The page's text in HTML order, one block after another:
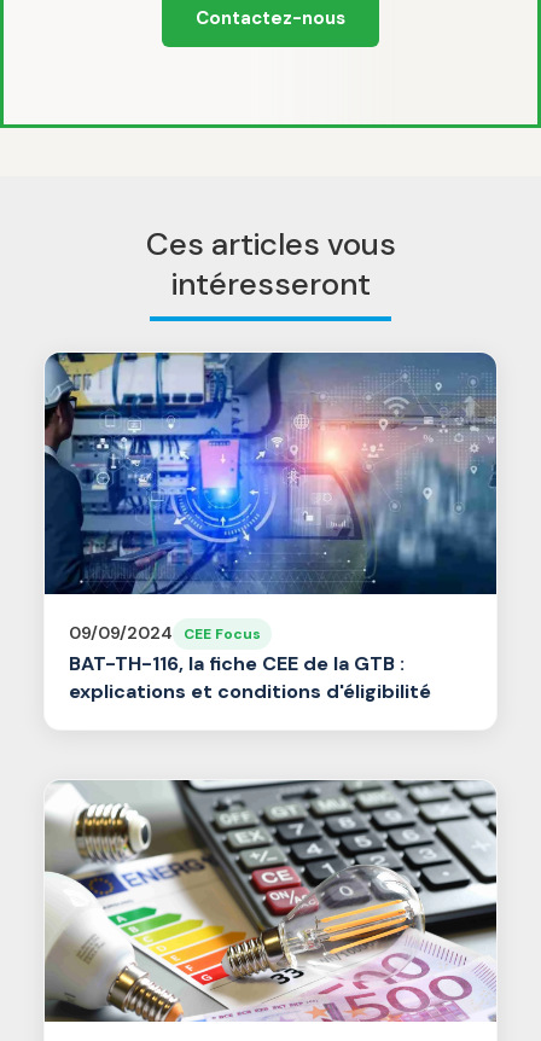
Contactez-nous
Ces articles vous
intéresseront
09/09/2024 CEE Focus
BAT-TH-116, la fiche CEE de la GTB :
explications et conditions d'éligibilité